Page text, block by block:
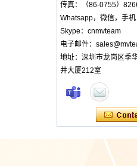
传真：（86-0755）
Whatsapp，微信，手
Skype：cnmvteam
电子邮件：
地址：深圳市龙岗区季
井大厦212室